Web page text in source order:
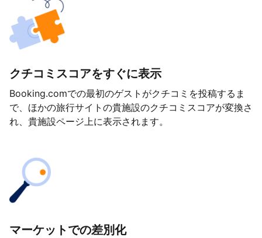
クチコミスコアをすぐに表示
Booking.comでの最初のゲストがクチコミを投稿するま
で、ほかの旅行サイトの貴施設のクチコミスコアが変換さ
れ、貴施設ページ上に表示されます。
マーケットでの差別化